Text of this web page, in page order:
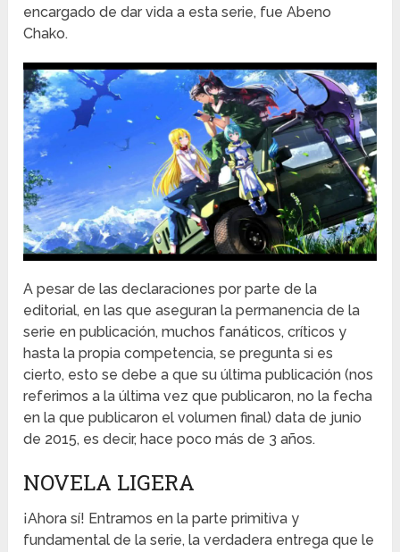
encargado de dar vida a esta serie, fue Abeno
Chako.
A pesar de las declaraciones por parte de la
editorial, en las que aseguran la permanencia de la
serie en publicación, muchos fanáticos, críticos y
hasta la propia competencia, se pregunta si es
cierto, esto se debe a que su última publicación (nos
referimos a la última vez que publicaron, no la fecha
en la que publicaron el volumen final) data de junio
de 2015, es decir, hace poco más de 3 años.
NOVELA LIGERA
¡Ahora sí! Entramos en la parte primitiva y
fundamental de la serie, la verdadera entrega que le